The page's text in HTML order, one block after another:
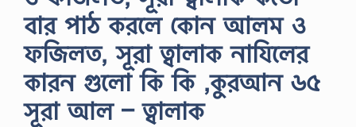
বার পাঠ করলে কোন আলম ও
ফজিলত, সূরা ত্বালাক নাযিলের
কারন গুলো কি কি ,কুরআন ৬৫
সূরা আল – ত্বালাক